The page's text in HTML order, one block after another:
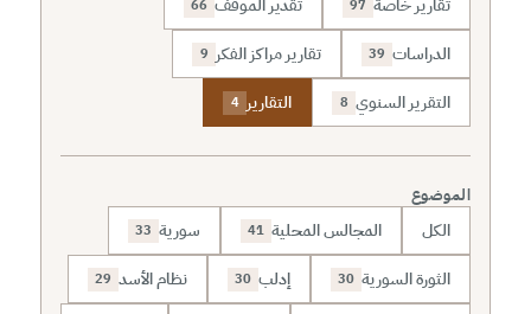
تقارير خاصة 97 تقدير الموقف 66
الدراسات 39 تقارير مراكز الفكر 9
التقرير السنوي 8 التقارير 4
الموضوع
الكل المجالس المحلية 41 سورية 33
الثورة السورية 30 إدلب 30 نظام الأسد 29